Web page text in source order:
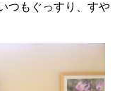
つもぐっすり、すや